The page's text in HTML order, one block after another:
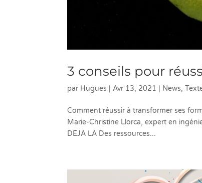
3 conseils pour
par Hugues |Avr 13, 2021 News,
Comment réussir à transformer ses
Marie-Christine Llorca, expert en
DÉJÀ LÀ Des ressources...